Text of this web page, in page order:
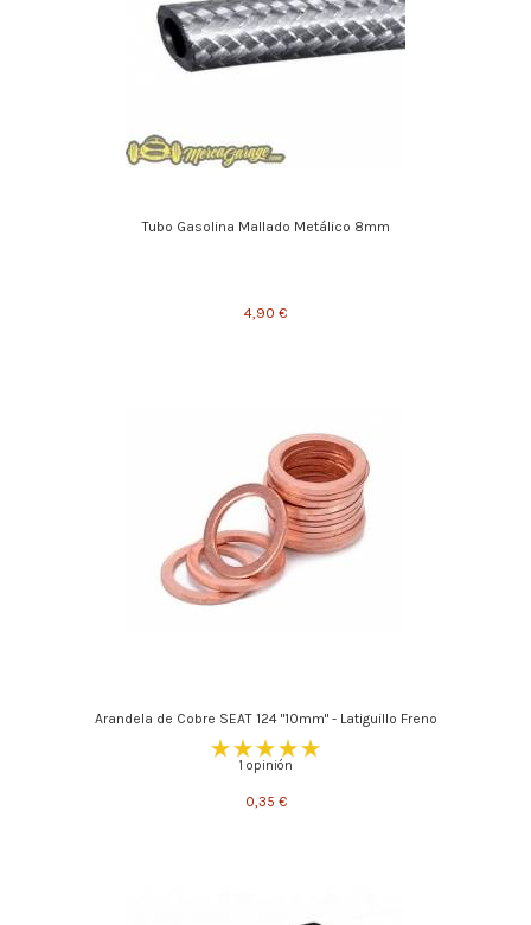
Tubo Gasolina Mallado Metálico 8mm
4,90 €
Arandela de Cobre SEAT 124 "10mm" - Latiguillo Freno
1 opinión
0,35 €